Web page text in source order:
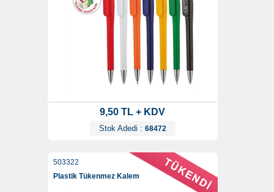
9,50 TL + KDV
Stok Adedi : 68472
503322
Plastik Tükenmez Kalem